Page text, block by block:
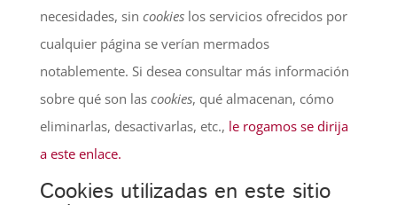
necesidades, sin cookieslos servicios ofrecidos por
cualquier página se verían mermados
notablemente. Si desea consultar más información
sobre qué son las cookies, qué almacenan, cómo
eliminarlas, desactivarlas, etc., le rogamos se dirija
a este enlace.
Cookies utilizadas en este sitio